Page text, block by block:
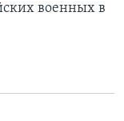
военных в